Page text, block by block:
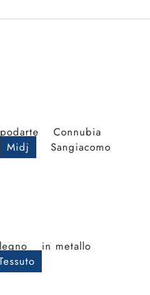
Connubia
Midj Sangiacomo
in metallo